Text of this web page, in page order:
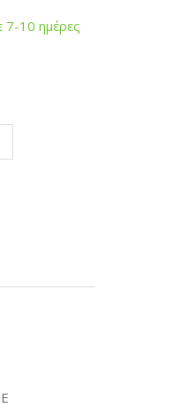
10 ημέρες